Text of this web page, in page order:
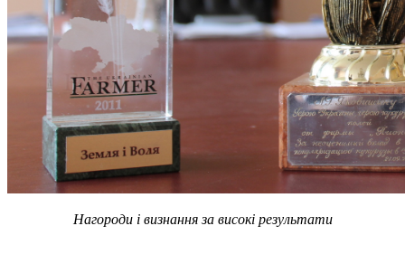
Нагороди і визнання за високі результати